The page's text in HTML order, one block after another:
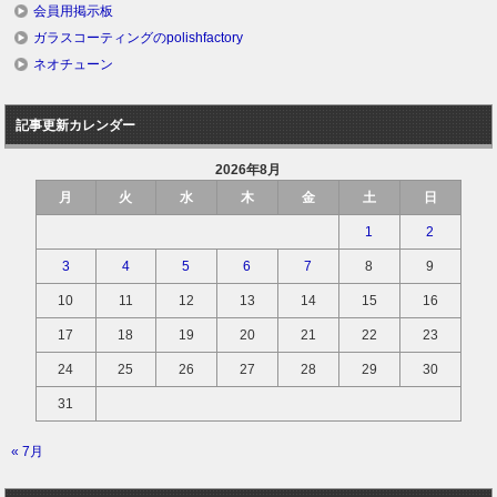
会員用掲示板
ガラスコーティングのpolishfactory
ネオチューン
記事更新カレンダー
2026年8月
月
火 水 木 金 土 日
1 2
3 4 5 6 7 8 9
10 11 12 13 14 15 16
17 18 19 20 21 22 23
24 25 26 27 28 29 30
31
« 7月